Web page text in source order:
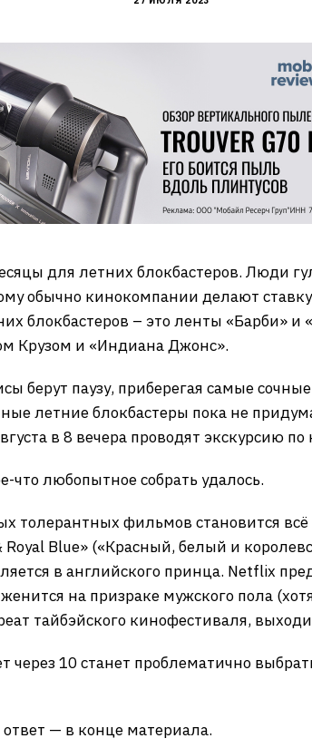
для летних блокбастеров. Люди
обычно кинокомпании делают
блокбастеров – это ленты «Барби» и
Крузом и «Индиана Джонс».
берут паузу, приберегая самые
летние блокбастеры пока не
в 8 вечера проводят экскурсию по
что любопытное собрать удалось.
толерантных фильмов становится
Blue» («Красный, белый и
в английского принца. Netflix
на призраке мужского пола
тайбэйского кинофестиваля,
через 10 станет проблематично
ответ — в конце материала.